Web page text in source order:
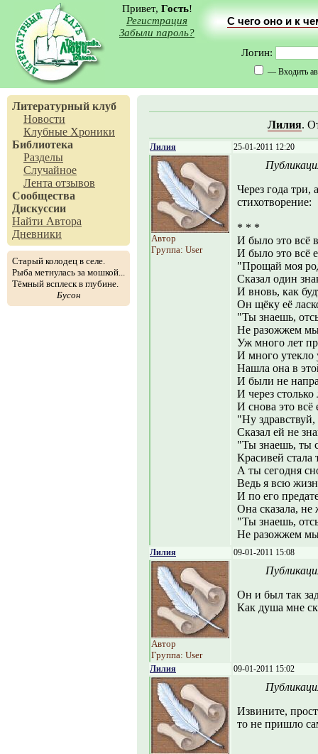
Привет, Гость!
Регистрация
Забыли пароль?
С чего оно и к
Логин:
— Входить
Литературный клуб
Новости
Клубные Хроники
Библиотека
Разделы
Случайное
Лента отзывов
Сообщества
Дискуссии
Найти Автора
Дневники
Старый колодец в селе.
Рыба метнулась за мошкой...
Тёмный всплеск в глубине.
Бусон
Лилия.
Лилия 25-01-2011 12:20
Автор
Группа: User
Через года три,
стихотворение:
* * *
И было это всё
И было это всё
"Прощай моя
Сказал один
И вновь, как
Он щёку её
"Ты знаешь,
Не разожжем
Уж много лет
И много утекло
Нашла она в
И были не
И через столько
И снова это всё
"Ну
Сказал ей не
"Ты знаешь, ты
Красивей стала
А ты сегодня
Ведь я всю
И по его
Она сказала, не
"Ты знаешь,
Не разожжем
Лилия 09-01-2011 15:08
Автор
Группа: User
Он и был так
Как душа мне
Лилия 09-01-2011 15:02
Извините,
то не пришло